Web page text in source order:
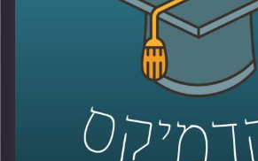
מתחדשת בים, חקלאות ימית, אצות
לניטור מגוון ביולוגי ושיתופי
יצאנו לראיין את האנשים שמעצבים
.
מהכנס, רעיונות גדולים, דילמות
תשוקה לחבר בין מדע, קיימות וכלכלה.